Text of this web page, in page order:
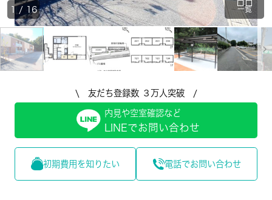
一覧
1 / 16
\ 友だち登録数 ３万人突破 /
内見や空室確認など
LINEでお問い合わせ
初期費用を知りたい 電話でお問い合わせ